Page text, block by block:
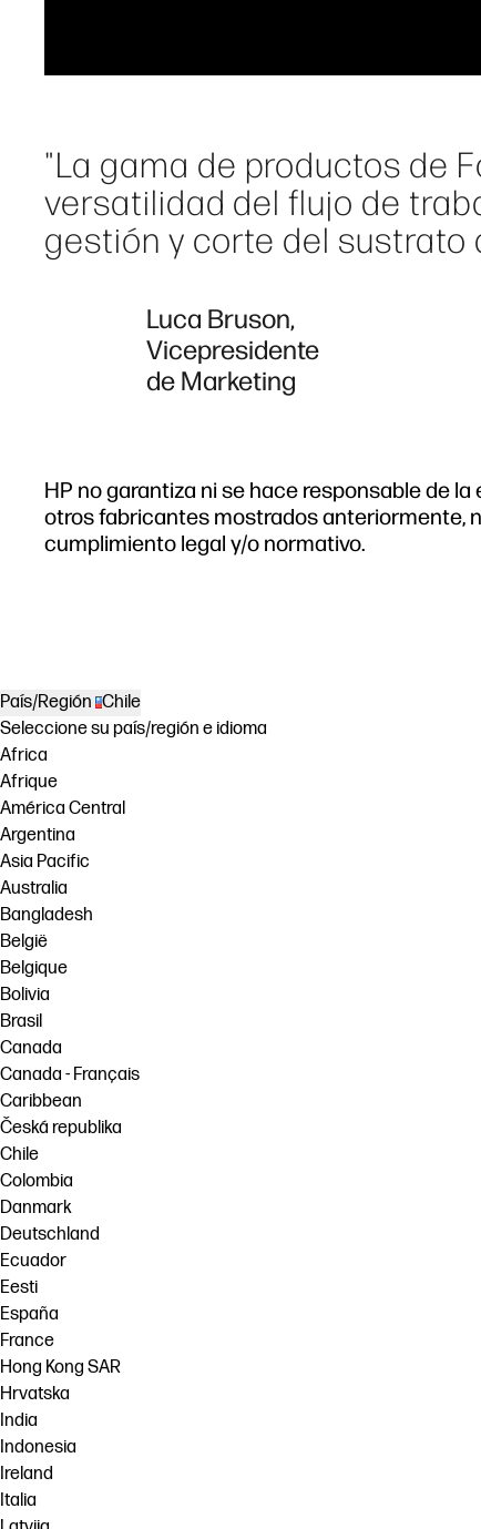
"La gama de productos de
versatilidad del flujo de
gestión y corte del sustrato
Luca Bruson,
Vicepresidente
de Marketing
HP no garantiza ni se hace responsable de
otros fabricantes mostrados anteriormente,
cumplimiento legal y/o normativo.
País/Región Chile
Seleccione su país/región e idioma
Africa
Afrique
América Central
Argentina
Asia Pacific
Australia
Bangladesh
België
Belgique
Bolivia
Brasil
Canada
Canada - Français
Caribbean
Česká republika
Chile
Colombia
Danmark
Deutschland
Ecuador
Eesti
España
France
Hong Kong SAR
Hrvatska
India
Indonesia
Ireland
Italia